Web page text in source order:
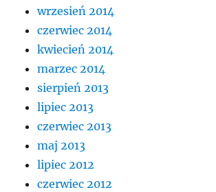
wrzesień 2014
czerwiec 2014
kwiecień 2014
marzec 2014
sierpień 2013
lipiec 2013
czerwiec 2013
maj 2013
lipiec 2012
czerwiec 2012